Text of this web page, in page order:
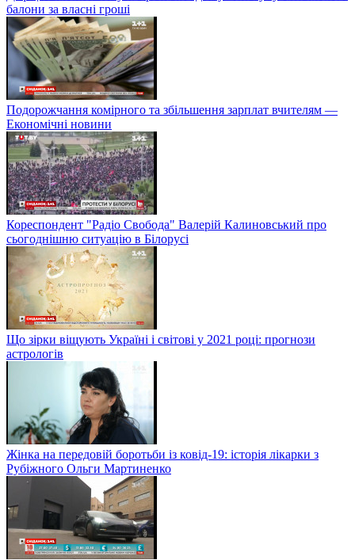
балони за власні гроші
Подорожчання комірного та збільшення зарплат вчителям —
Економічні новини
Кореспондент "Радіо Свобода" Валерій Калиновський про
сьогоднішню ситуацію в Білорусі
Що зірки віщують Україні і світові у 2021 році: прогнози
астрологів
Жінка на передовій боротьби із ковід-19: історія лікарки з
Рубіжного Ольги Мартиненко